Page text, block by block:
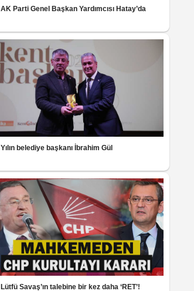
AK Parti Genel Başkan Yardımcısı Hatay’da
Yılın belediye başkanı İbrahim Gül
Lütfü Savaş’ın talebine bir kez daha ‘RET’!